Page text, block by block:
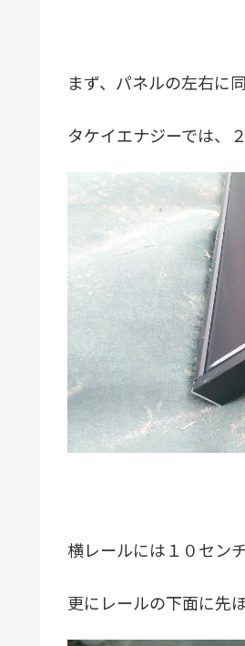
まず、パネルの左右に
タケイエナジーでは、
横レールには１０セン
更にレールの下面に先